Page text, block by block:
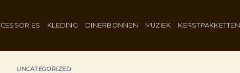
KLEDING DINERBONNEN MUZIEK KERSTPAKKETTEN
UNCATEGORIZED